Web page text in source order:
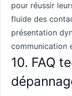
pour réussir
fluide des
présentation
communication
10. FAQ